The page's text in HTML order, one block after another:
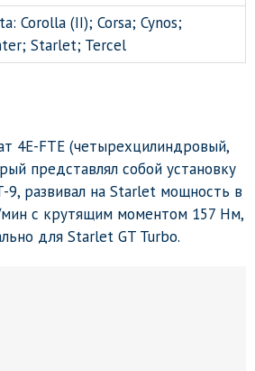
Corolla (II); Corsa; Cynos;
Starlet; Tercel
4E-FTE (четырехцилиндровый,
представлял собой установку
9, развивал на Starlet мощность в
мин с крутящим моментом 157 Нм,
для Starlet GT Turbo.